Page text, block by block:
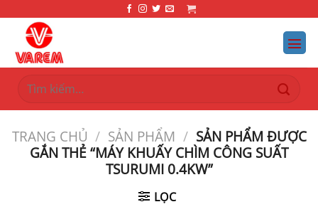
dung
Tìm
kiếm:
TRANG CHỦ / SẢN PHẨM / SẢN PHẨM ĐƯỢC
GẮN THẺ “MÁY KHUẤY CHÌM CÔNG SUẤT
TSURUMI 0.4KW”
LỌC